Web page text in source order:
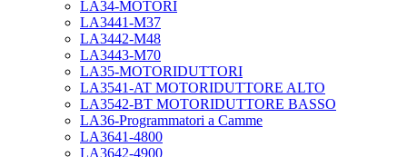
LA34-MOTORI
LA3441-M37
LA3442-M48
LA3443-M70
LA35-MOTORIDUTTORI
LA3541-AT MOTORIDUTTORE ALTO
LA3542-BT MOTORIDUTTORE BASSO
LA36-Programmatori a Camme
LA3641-4800
LA3642-4900